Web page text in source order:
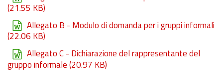
(21.55 KB)
Allegato B - Modulo di domanda per i gruppi informali
(22.06 KB)
Allegato C - Dichiarazione del rappresentante del
gruppo informale(20.97 KB)